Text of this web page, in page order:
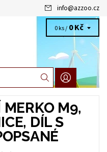
info@azzoo.cz
0 ks / 0 Kč
M9,
DÍL S